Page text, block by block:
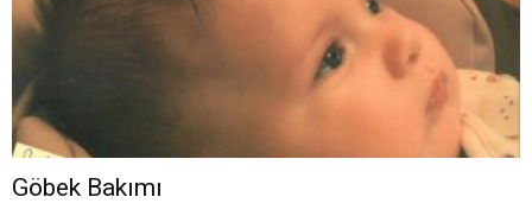
Göbek Bakımı